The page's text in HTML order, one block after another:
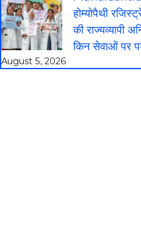
होम्योपैथी
की राज्यव्यापी
किन सेवाओं पर
August 5, 2026